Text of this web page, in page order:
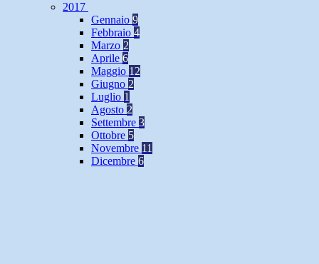
2017
Gennaio 9
Febbraio 4
Marzo 2
Aprile 6
Maggio 12
Giugno 2
Luglio 1
Agosto 2
Settembre 3
Ottobre 5
Novembre 11
Dicembre 6